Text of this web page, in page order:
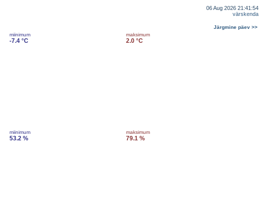
06 Aug 2026 21:41:54
värskenda
Järgmine päev >>
miinimum
-7.4 °C
maksimum
2.0 °C
miinimum
53.2 %
maksimum
79.1 %